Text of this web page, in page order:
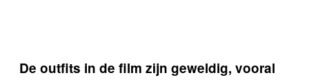
De outfits in de film zijn geweldig, vooral